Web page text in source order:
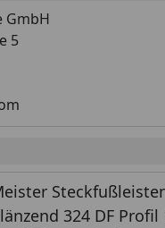
GmbH
5
324 DF Profil